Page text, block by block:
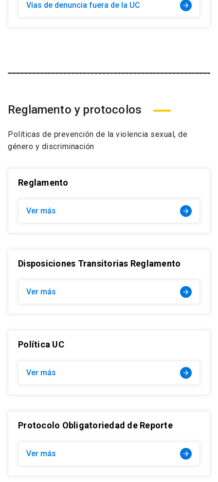
Vías de denuncia fuera de la UC arrow_forward
Reglamento y protocolos
Políticas de prevención de la violencia sexual, de
género y discriminación
Reglamento
Ver más arrow_forward
Disposiciones Transitorias Reglamento
Ver más arrow_forward
Política UC
Ver más arrow_forward
Protocolo Obligatoriedad de Reporte
Ver más arrow_forward